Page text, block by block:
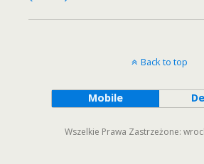
Back to top
Mobile
Wszelkie Prawa Zastrzeżone: